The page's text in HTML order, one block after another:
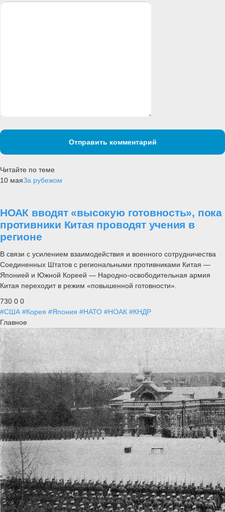
Отправить комментарий
Читайте по теме
10 маяЗа рубежом
НОАК вводят «высокую готовность», пока
противники Китая проводят учения в
регионе
В связи с усилением взаимодействия и военного сотрудничества
Соединенных Штатов с региональными противниками Китая —
Японией и Южной Кореей — Народно-освободительная армия
Китая переходит в режим «повышенной готовности».
730 0 0
#США #Корея #Япония #НАТО #НОАК #КНДР
Главное